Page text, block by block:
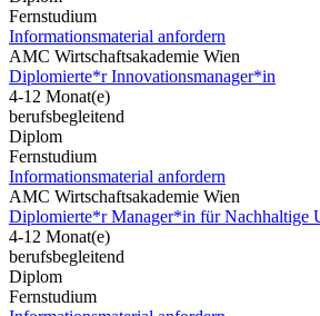
Fernstudium
Informationsmaterial anfordern
AMC Wirtschaftsakademie Wien
Diplomierte*r Innovationsmanager*in
4-12 Monat(e)
berufsbegleitend
Diplom
Fernstudium
Informationsmaterial anfordern
AMC Wirtschaftsakademie Wien
Diplomierte*r Manager*in für Nachhaltige
4-12 Monat(e)
berufsbegleitend
Diplom
Fernstudium